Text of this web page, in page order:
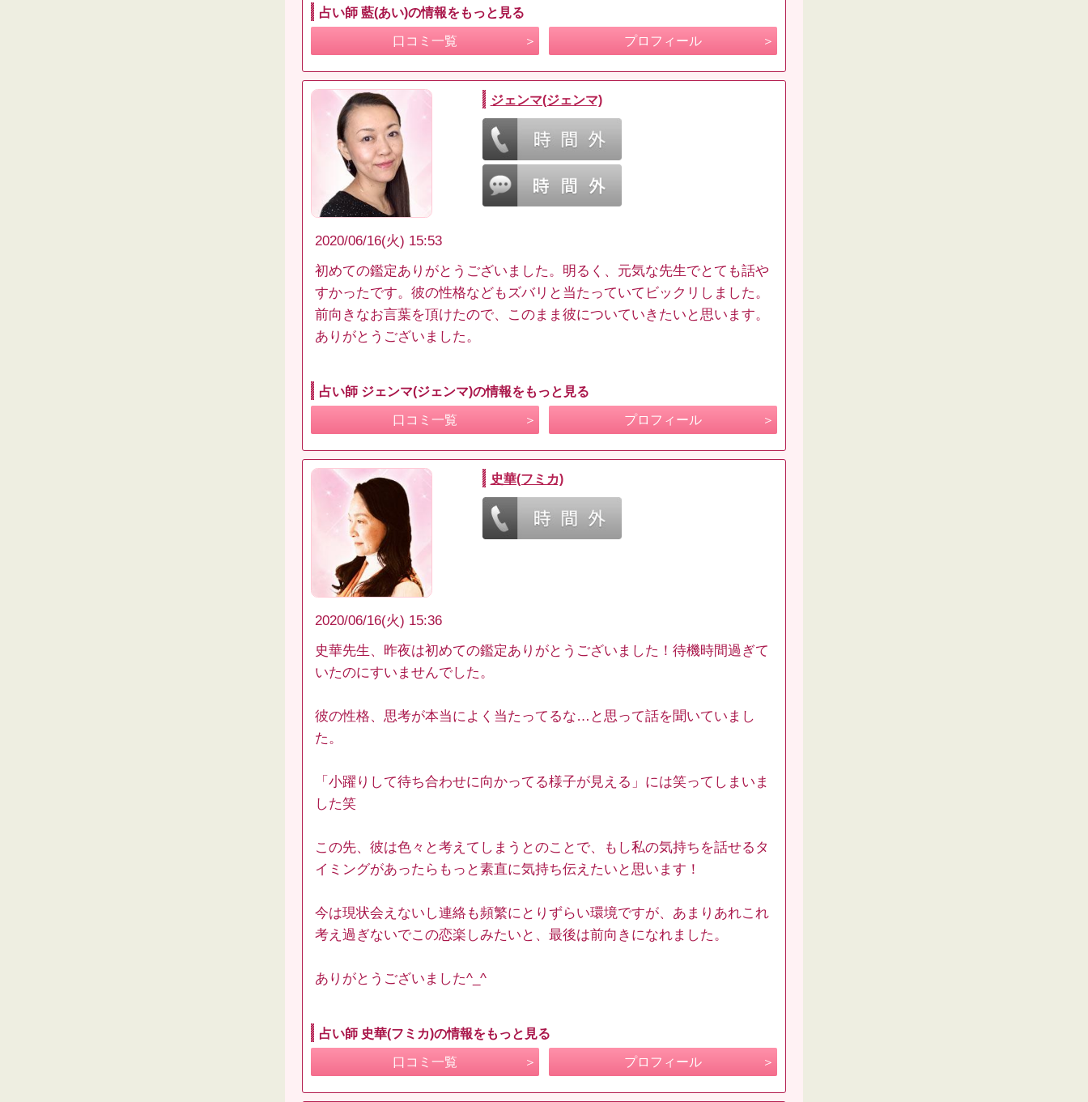
占い師 藍(あい)の情報をもっと見る
口コミ一覧 プロフィール
ジェンマ(ジェンマ)
2020/06/16(火) 15:53
初めての鑑定ありがとうございました。明るく、元気な先生でとても話や
すかったです。彼の性格などもズバリと当たっていてビックリしました。
前向きなお言葉を頂けたので、このまま彼についていきたいと思います。
ありがとうございました。
占い師 ジェンマ(ジェンマ)の情報をもっと見る
口コミ一覧 プロフィール
史華(フミカ)
2020/06/16(火) 15:36
史華先生、昨夜は初めての鑑定ありがとうございました！待機時間過ぎて
いたのにすいませんでした。
彼の性格、思考が本当によく当たってるな…と思って話を聞いていまし
た。
「小躍りして待ち合わせに向かってる様子が見える」には笑ってしまいま
した笑
この先、彼は色々と考えてしまうとのことで、もし私の気持ちを話せるタ
イミングがあったらもっと素直に気持ち伝えたいと思います！
今は現状会えないし連絡も頻繁にとりずらい環境ですが、あまりあれこれ
考え過ぎないでこの恋楽しみたいと、最後は前向きになれました。
ありがとうございました^_^
占い師 史華(フミカ)の情報をもっと見る
口コミ一覧 プロフィール